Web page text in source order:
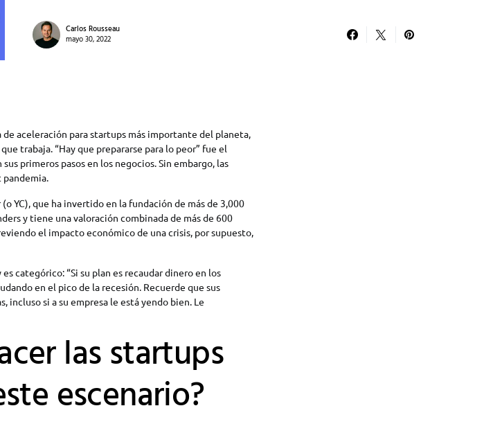
Carlos Rousseau
mayo 30, 2022
aceleración para startups más importante del planeta,
trabaja. “Hay que prepararse para lo peor” fue el
primeros pasos en los negocios. Sin embargo, las
pandemia.
YC), que ha invertido en la fundación de más de 3,000
y tiene una valoración combinada de más de 600
el impacto económico de una crisis, por supuesto,
es categórico: “Si su plan es recaudar dinero en los
en el pico de la recesión. Recuerde que sus
si a su empresa le está yendo bien. Le
las startups
escenario?